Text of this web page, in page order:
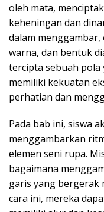
oleh mata,
keheningan dan
dalam
warna, dan bentuk
tercipta sebuah
memiliki kekuatan
perhatian dan
Pada bab ini, siswa
menggambarkan
elemen seni rupa.
bagaimana
garis yang bergerak
cara ini, mereka